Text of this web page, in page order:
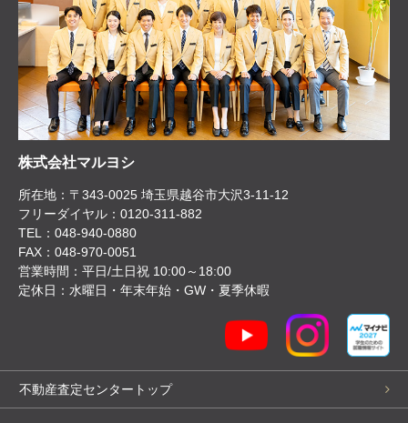
株式会社マルヨシ
所在地：〒343-0025 埼玉県越谷市大沢3-11-12
フリーダイヤル：0120-311-882
TEL：048-940-0880
FAX：048-970-0051
営業時間：平日/土日祝 10:00～18:00
定休日：水曜日・年末年始・GW・夏季休暇
不動産査定センタートップ